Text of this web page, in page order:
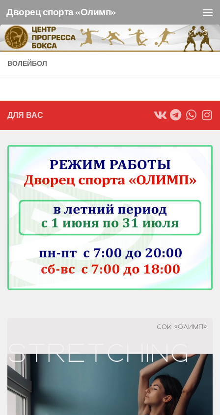
Перейти к содержимому
Дворец спорта «Олимп»
ВОЛЕЙБОЛ
ДЛЯ ВАС